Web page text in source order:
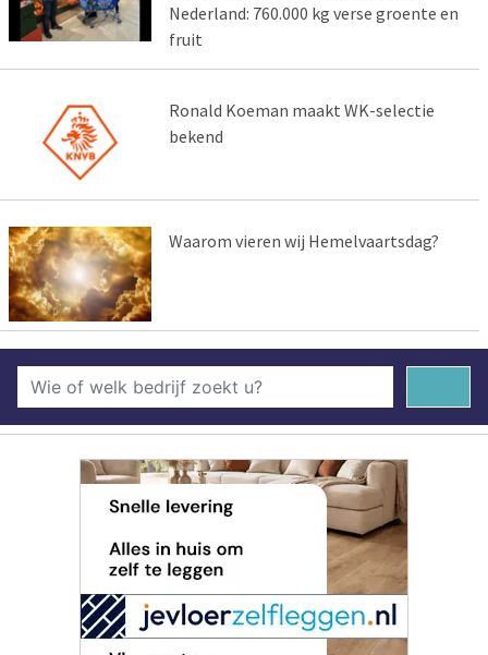
Nederland: 760.000 kg verse groente en
fruit
Ronald Koeman maakt WK-selectie
bekend
Waarom vieren wij Hemelvaartsdag?